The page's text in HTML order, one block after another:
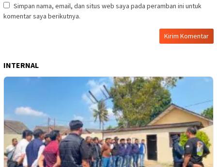
Simpan nama, email, dan situs web saya pada peramban ini untuk
komentar saya berikutnya.
INTERNAL